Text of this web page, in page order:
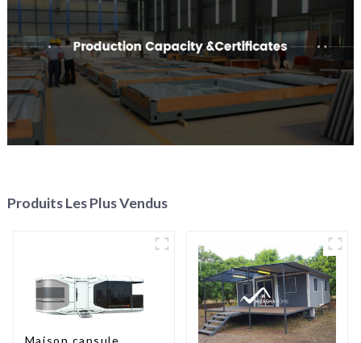
Produits Les Plus Vendus